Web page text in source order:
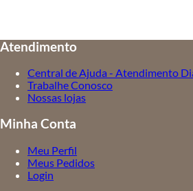
Atendimento
Central de Ajuda - Atendimento
Trabalhe Conosco
Nossas lojas
Minha Conta
Meu Perfil
Meus Pedidos
Login